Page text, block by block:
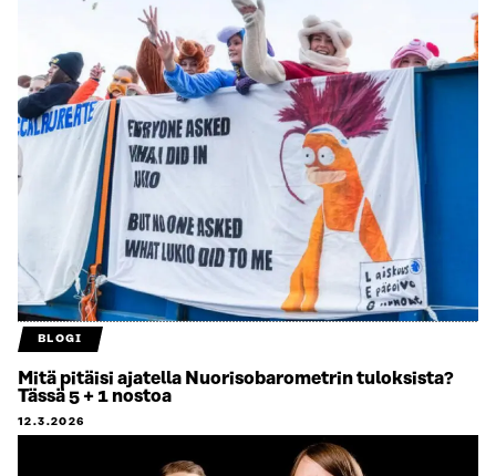
BLOGI
Mitä pitäisi ajatella Nuorisobarometrin tuloksista?
Tässä 5 + 1 nostoa
12.3.2026